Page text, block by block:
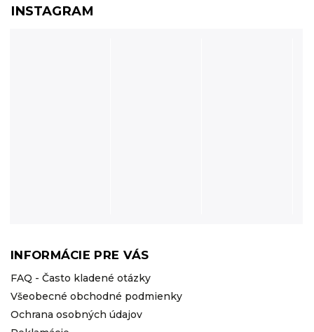
INFORMÁCIE PRE VÁS
FAQ - Často kladené otázky
Všeobecné obchodné podmienky
Ochrana osobných údajov
INSTAGRAM